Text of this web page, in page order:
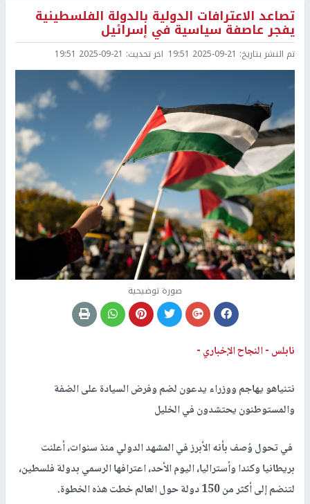
تصاعد الاعترافات الدولية بالدولة الفلسطينية
يفجر عاصفة سياسية في إسرائيل
تم النشر بتاريخ: 2025-09-21 19:51 اخر تحديث: 2025-09-21 19:51
صورة توضيحية
نابلس -النجاح الإخباري -
نتنياهو يهاجم ووزراء يدعون لضم وفرض السيادة على الضفة
والمستوطنون يحتشدون في الخليل
في تحول وُصف بأنه الأبرز في المشهد الدولي منذ سنوات، أعلنت
بريطانيا وكندا وأستراليا، اليوم الأحد، اعترافها الرسمي بدولة فلسطين،
لتنضم إلى أكثر من 150 دولة حول العالم خطت هذه الخطوة.